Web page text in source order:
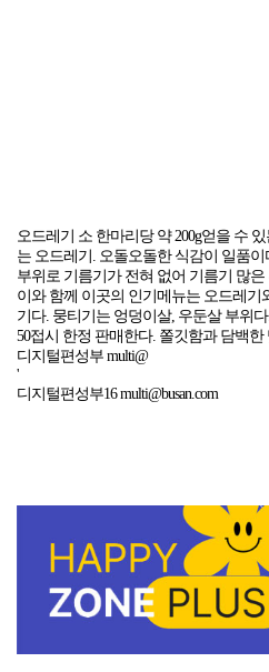
오드레기 소 한마리당 약 200g얻을 수
는 오드레기. 오돌오돌한 식감이 일품
부위로 기름기가 전혀 없어 기름기 많
이와 함께 이곳의 인기메뉴는 오드레기
기다. 뭉티기는 엉덩이살, 우둔살 부위
50접시 한정 판매한다. 쫄깃함과 담백한
디지털편성부 multi@
'
디지털편성부16 multi@busan.com